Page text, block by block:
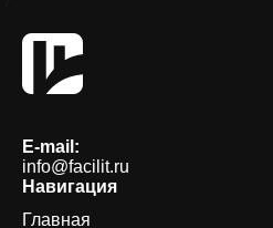
E-mail:
info@facilit.ru
Навигация
Главная